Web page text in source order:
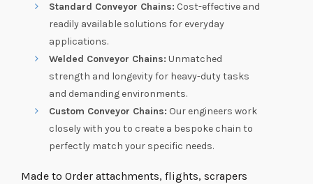
Standard Conveyor Chains: Cost-effective and
readily available solutions for everyday
applications.
Welded Conveyor Chains: Unmatched
strength and longevity for heavy-duty tasks
and demanding environments.
Custom Conveyor Chains: Our engineers work
closely with you to create a bespoke chain to
perfectly match your specific needs.
Made to Order attachments, flights, scrapers